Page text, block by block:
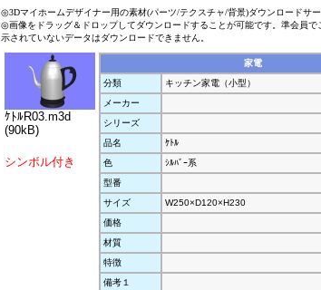
◎3Dマイホームデザイナー用の素材(パーツ/テクスチャ/背景)ダウンロードサー
◎画像をドラッグ＆ドロップしてダウンロードすることが可能です。準会員
示されていないデータはダウンロードできません。
ｹﾄﾙR03.m3d
(90kB)
シンボル付き
家電
分類
キッチン家電（小型）
メーカー
シリーズ
品名
ｹﾄﾙ
色
ｼﾙﾊﾞｰ系
型番
サイズ
W250×D120×H230
価格
材質
特徴
備考１